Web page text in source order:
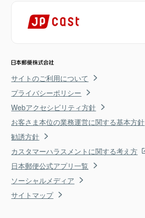
サイトのご利用について
プライバシーポリシー
Webアクセシビリティ方針
お客さま本位の業務運営に関する基本方針
勧誘方針
カスタマーハラスメントに関する考え方
日本郵便公式アプリ一覧
ソーシャルメディア
サイトマップ